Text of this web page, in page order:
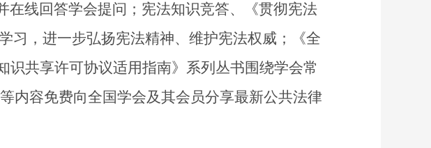
线回答学会提问；宪法知识竞答、《贯彻宪法
习，进一步弘扬宪法精神、维护宪法权威；《全
识共享许可协议适用指南》系列丛书围绕学会常
内容免费向全国学会及其会员分享最新公共法律